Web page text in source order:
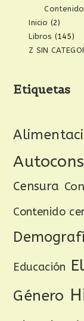
Inicio (2)
Libros (145)
Z SIN
Etiquetas
Censura
Contenido
Educación
Género